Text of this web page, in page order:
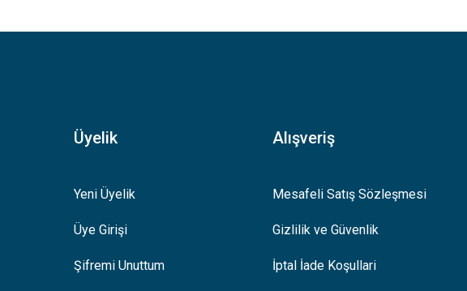
Üyelik
Yeni Üyelik
Üye Girişi
Şifremi Unuttum
Alışveriş
Mesafeli Satış Sözleşmesi
Gizlilik ve Güvenlik
İptal İade Koşullari